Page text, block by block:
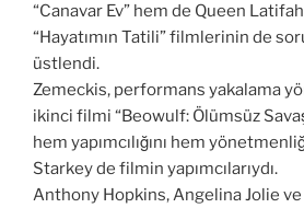
“Canavar Ev” hem de Queen
“Hayatımın Tatili” filmlerinin de
üstlendi.
Zemeckis, performans yakalama
ikinci filmi “Beowulf: Ölümsüz
hem yapımcılığını hem
Starkey de filmin yapımcılarıydı.
Anthony Hopkins, Angelina Jolie ve